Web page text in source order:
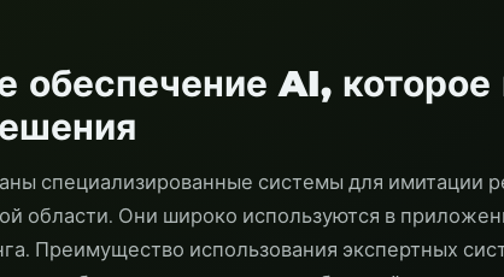
обеспечение AI, которое
специализированные системы для имитации
области. Они широко используются в
Преимущество использования экспертных